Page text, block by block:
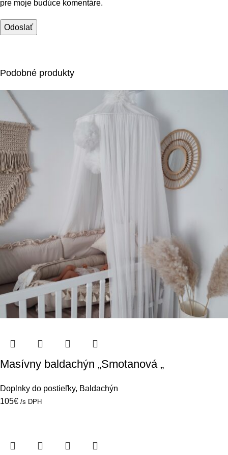
pre moje budúce komentáre.
Podobné produkty
Masívny baldachýn „Smotanová „
Doplnky do postieľky, Baldachýn
105€ /s DPH